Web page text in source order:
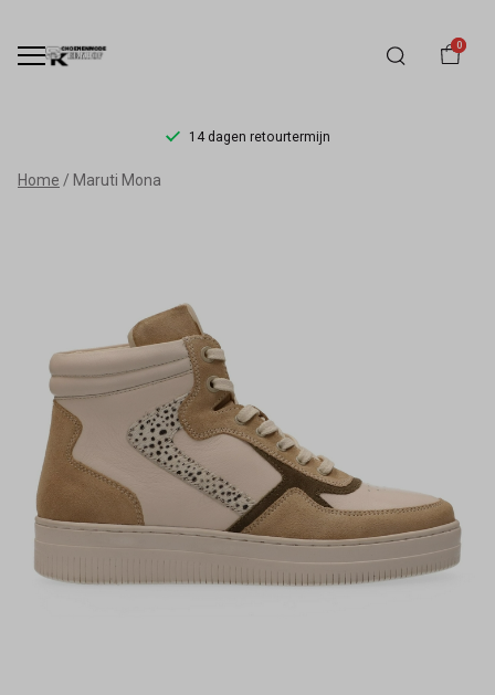
0
14 dagen retourtermijn
Maruti
Schoenmode
Kerkhof
Home Maruti Mona